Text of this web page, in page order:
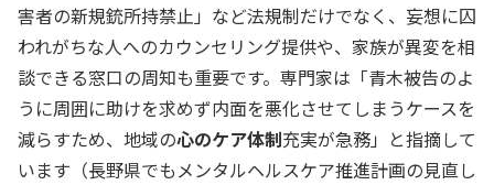
害者の新規銃所持禁止」など法規制だけでなく、妄想に囚
われがちな人へのカウンセリング提供や、家族が異変を相
談できる窓口の周知も重要です。専門家は「青木被告のよ
うに周囲に助けを求めず内面を悪化させてしまうケースを
減らすため、地域の心のケア体制充実が急務」と指摘して
います（長野県でもメンタルヘルスケア推進計画の見直し